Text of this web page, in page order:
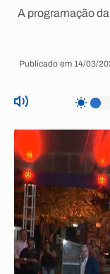
A programação
Publicado em 14/03/